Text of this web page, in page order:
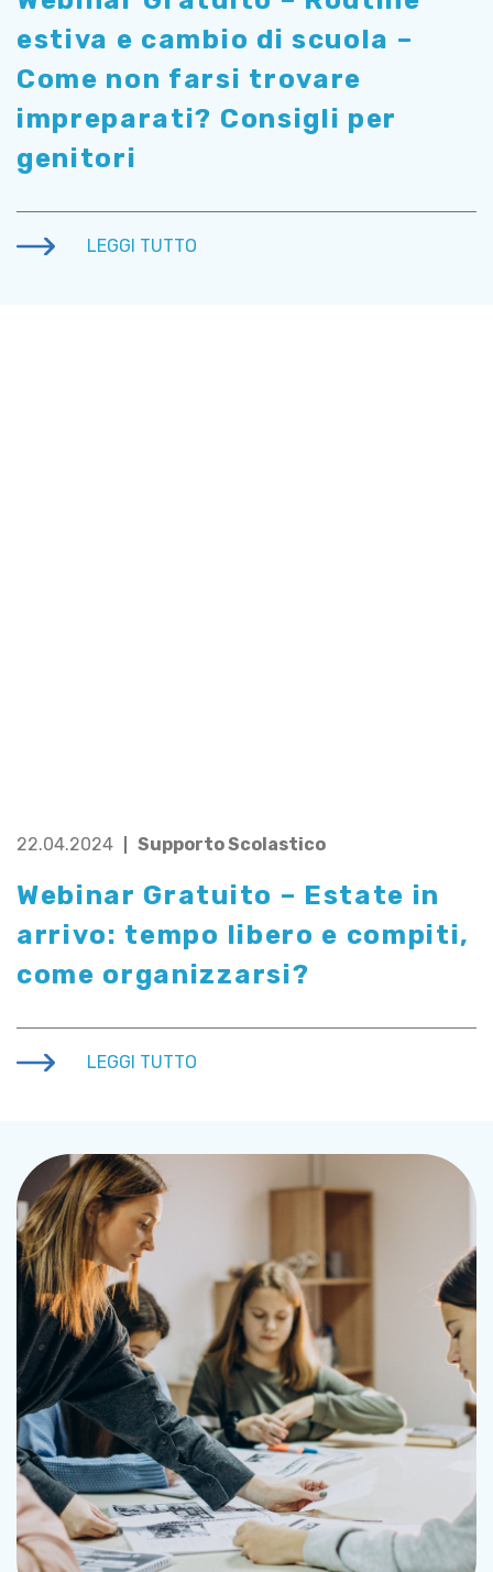
estiva e cambio di scuola –
Come non farsi trovare
impreparati? Consigli per
genitori
LEGGI TUTTO
22.04.2024 Supporto Scolastico
Webinar Gratuito – Estate in
arrivo: tempo libero e compiti,
come organizzarsi?
LEGGI TUTTO